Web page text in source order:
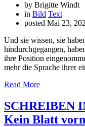
by Brigitte Windt
in Bild Text
posted Mai 23,
Und sie wissen, sie
hindurchgegangen,
ihre Position
mehr die Sprache ihrer
Read More
SCHREIBEN
Kein Blatt